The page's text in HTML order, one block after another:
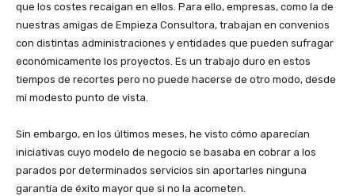
que los costes recaigan en ellos. Para ello, empresas, como la de
nuestras amigas de Empieza Consultora, trabajan en convenios
con distintas administraciones y entidades que pueden sufragar
económicamente los proyectos. Es un trabajo duro en estos
tiempos de recortes pero no puede hacerse de otro modo, desde
mi modesto punto de vista.
Sin embargo, en los últimos meses, he visto cómo aparecían
iniciativas cuyo modelo de negocio se basaba en cobrar a los
parados por determinados servicios sin aportarles ninguna
garantía de éxito mayor que si no la acometen.